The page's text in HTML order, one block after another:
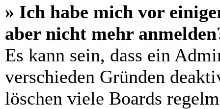
» Ich habe mich vor
aber nicht mehr
Es kann sein, dass ein
verschieden Gründen
löschen viele Boards